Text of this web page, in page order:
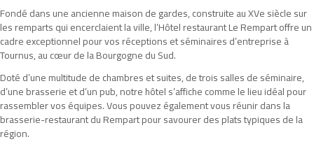
Coffrets cadeaux
Accueil
L'hôtel
Nos chambres et suites
Fondé dans une ancienne maison de gardes, construite au XVe siècle sur
les remparts qui encerclaient la ville, l’Hôtel restaurant Le Rempart offre un
cadre exceptionnel pour vos réceptions et séminaires d’entreprise à
Tournus, au cœur de la Bourgogne du Sud.
Doté d’une multitude de chambres et suites, de trois salles de séminaire,
d’une brasserie et d’un pub, notre hôtel s’affiche comme le lieu idéal pour
rassembler vos équipes. Vous pouvez également vous réunir dans la
brasserie-restaurant du Rempart pour savourer des plats typiques de la
région.